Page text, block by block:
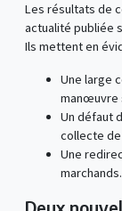
Les résultats de
actualité publiée
Ils mettent en
Une large
manœuvre
Un défaut
collecte
Une
marchands.